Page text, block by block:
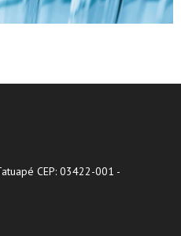
CEP: 03422-001 -